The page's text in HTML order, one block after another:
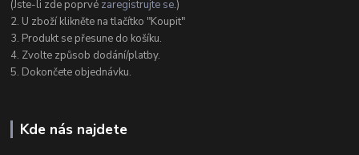
(Jste-li zde poprvé zaregistrujte se.)
2. U zboží klikněte na tlačítko "Koupit"
3. Produkt se přesune do košíku.
4. Zvolte způsob dodání/platby.
5. Dokončete objednávku.
Kde nás najdete